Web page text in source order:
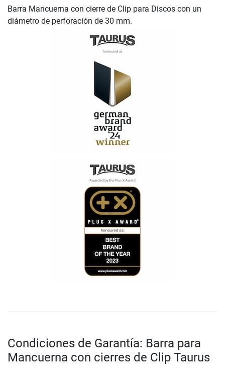
Barra Mancuerna con cierre de Clip para Discos con un
diámetro de perforación de 30 mm.
Condiciones de Garantía: Barra para
Mancuerna con cierres de Clip Taurus